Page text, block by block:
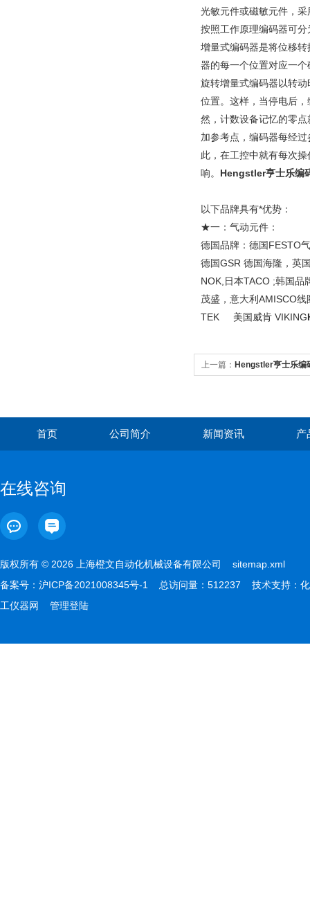
光敏元件或磁敏元件，采
按照工作原理编码器可
增量式编码器是将位移
器的每一个位置对应一
旋转增量式编码器以转
位置。这样，当停电后
然，计数设备记忆的零
加参考点，编码器每经
此，在工控中就有每次
响。 Hengstler亨士乐编
以下品牌具有*优势：
★一：气动元件：
德国品牌：德国FESTO
德国GSR 德国海隆，英
NOK,日本TACO ;韩国品
茂盛，意大利AMISCO
TEK 美国威肯 VIKING
上一篇： Hengstler亨士乐编
首页 公司简介 新闻资讯 产
在线咨询
版权所有 © 2026 上海橙文自动化机械设备有限公司 sitemap.xml
备案号： 沪ICP备2021008345号-1 总访问量：512237 技术支持： 化
工仪器网
管理登陆